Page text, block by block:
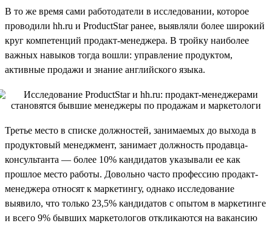
В то же время сами работодатели в исследовании, которое
проводили hh.ru и ProductStar ранее, выявляли более широкий
круг компетенций продакт-менеджера. В тройку наиболее
важных навыков тогда вошли: управление продуктом,
активные продажи и знание английского языка.
Третье место в списке должностей, занимаемых до выхода в
продуктовый менеджмент, занимает должность продавца-
консультанта — более 10% кандидатов указывали ее как
прошлое место работы. Довольно часто профессию продакт-
менеджера относят к маркетингу, однако исследование
выявило, что только 23,5% кандидатов с опытом в маркетинге
и всего 9% бывших маркетологов откликаются на вакансию